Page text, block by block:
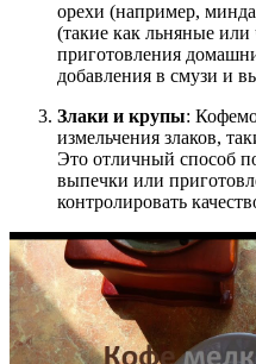
орехи (например,
(такие как льняные
приготовления
добавления в смузи и
Злаки и крупы:
измельчения злаков,
Это отличный способ
выпечки или
контролировать